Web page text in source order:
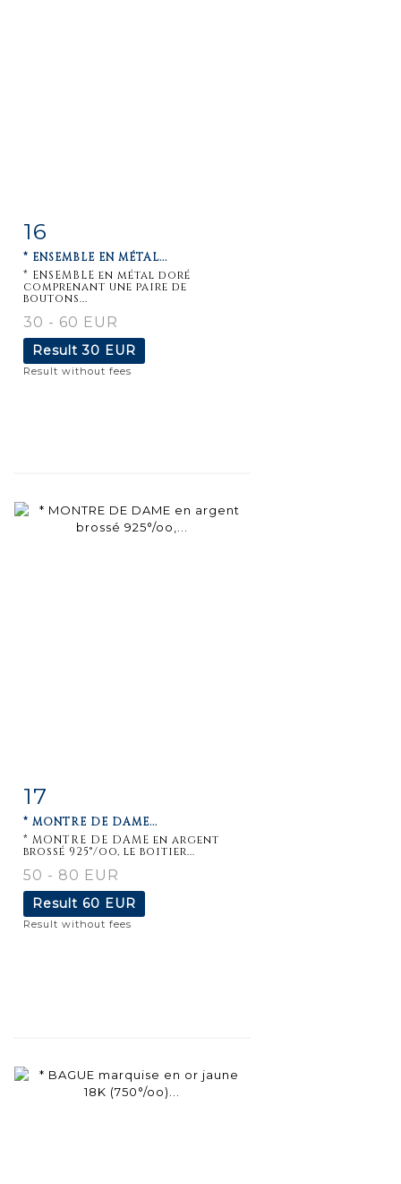
Item detail
16
* ENSEMBLE EN MÉTAL...
* ENSEMBLE en métal doré
comprenant une paire de
boutons...
30 - 60 EUR
Result30 EUR
Result without fees
Item detail
17
* MONTRE DE DAME...
* MONTRE DE DAME en argent
brossé 925°/oo, le boitier...
50 - 80 EUR
Result 60 EUR
Result without fees